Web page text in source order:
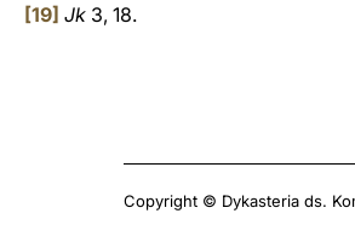
[19] Jk 3, 18.
Copyright © Dykasteria ds.